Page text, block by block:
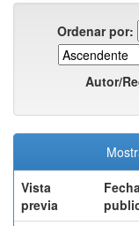
Ordenar por:
Autor/
Vista
previa